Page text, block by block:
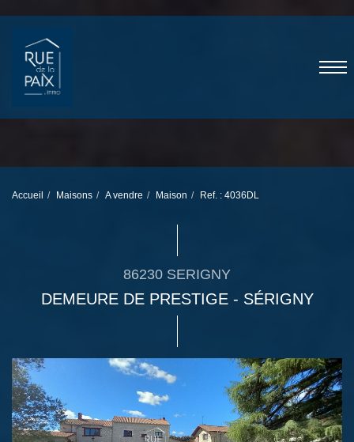
Accueil Maisons A vendre Maison Ref. : 4036DL
86230 SERIGNY
DEMEURE DE PRESTIGE - SÉRIGNY